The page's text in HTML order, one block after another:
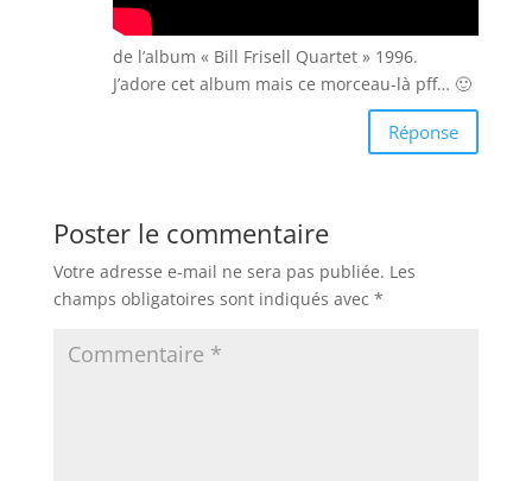
de l’album « Bill Frisell Quartet » 1996.
J’adore cet album mais ce morceau-là pff… 🙂
Réponse
Poster le commentaire
Votre adresse e-mail ne sera pas publiée. Les
champs obligatoires sont indiqués avec *